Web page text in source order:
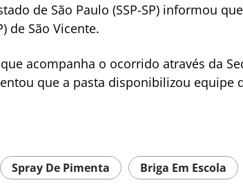
de São Paulo (SSP-SP) informou
de São Vicente.
acompanha o ocorrido através da
que a pasta disponibilizou equipe
Spray De Pimenta Briga Em Escola